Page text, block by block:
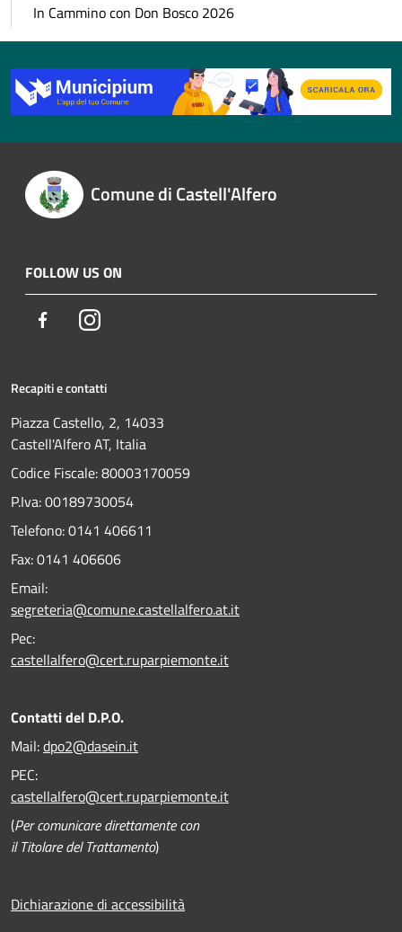
In Cammino con Don Bosco 2026
Comune di Castell'Alfero
FOLLOW US ON
FacebookInstagram
Recapiti e contatti
Piazza Castello, 2, 14033
Castell'Alfero AT, Italia
Codice Fiscale: 80003170059
P.Iva: 00189730054
Telefono:0141 406611
Fax:0141 406606
Email:
segreteria@comune.castellalfero.at.it
Pec:
castellalfero@cert.ruparpiemonte.it
Contatti del D.P.O.
Mail:dpo2@dasein.it
PEC:
castellalfero@cert.ruparpiemonte.it
(Per comunicare direttamente con
il Titolare del Trattamento)
Dichiarazione di accessibilità